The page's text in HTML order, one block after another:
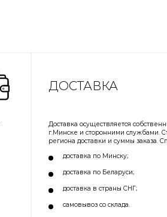
ДОСТАВКА
Доставка осуществляется
г.Минске и сторонними службами.
региона доставки и суммы заказа.
доставка по Минску;
доставка по Беларуси;
доставка в страны СНГ;
самовывоз со склада.